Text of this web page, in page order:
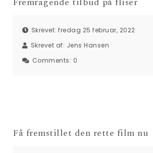
Skrevet: fredag 25 februar, 2022
Skrevet af: Jens Hansen
Comments: 0
Få fremstillet den rette film nu